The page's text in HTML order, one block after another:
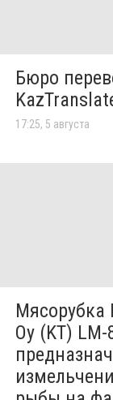
Бюро
17:25, 5 августа
Мясорубка
Oy (KT)​